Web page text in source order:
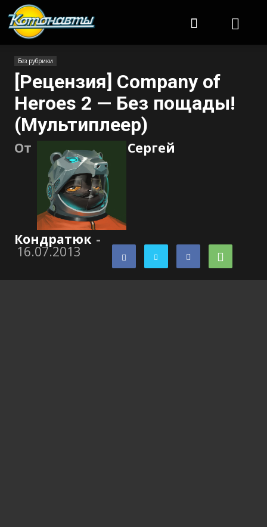
Без рубрики
[Рецензия] Company of
Heroes 2 — Без пощады!
(Мультиплеер)
От Сергей
Кондратюк -
16.07.2013